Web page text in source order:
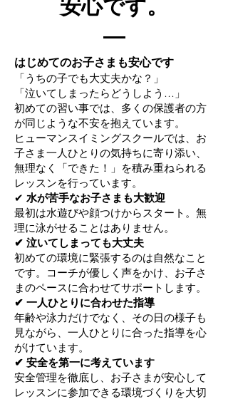
安心です。
はじめてのお子さまも安心です
「うちの子でも大丈夫かな？」
「泣いてしまったらどうしよう…」
初めての習い事では、多くの保護者の方
が同じような不安を抱えています。
ヒューマンスイミングスクールでは、お
子さま一人ひとりの気持ちに寄り添い、
無理なく「できた！」を積み重ねられる
レッスンを行っています。
✔ 水が苦手なお子さまも大歓迎
最初は水遊びや顔つけからスタート。無
理に泳がせることはありません。
✔ 泣いてしまっても大丈夫
初めての環境に緊張するのは自然なこと
です。コーチが優しく声をかけ、お子さ
まのペースに合わせてサポートします。
✔ 一人ひとりに合わせた指導
年齢や泳力だけでなく、その日の様子も
見ながら、一人ひとりに合った指導を心
がけています。
✔ 安全を第一に考えています
安全管理を徹底し、お子さまが安心して
レッスンに参加できる環境づくりを大切